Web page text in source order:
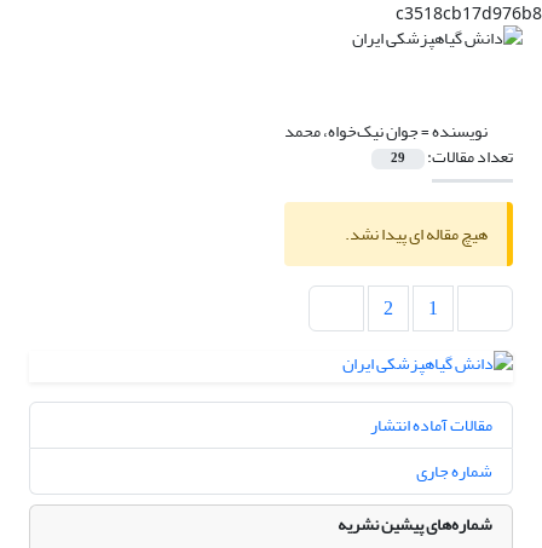
c3518cb17d976b8
نویسنده =جوان نیک‌خواه، محمد
تعداد مقالات: 29
هیچ مقاله ای پیدا نشد.
1
2
مقالات آماده انتشار
شماره جاری
شماره‌های پیشین نشریه